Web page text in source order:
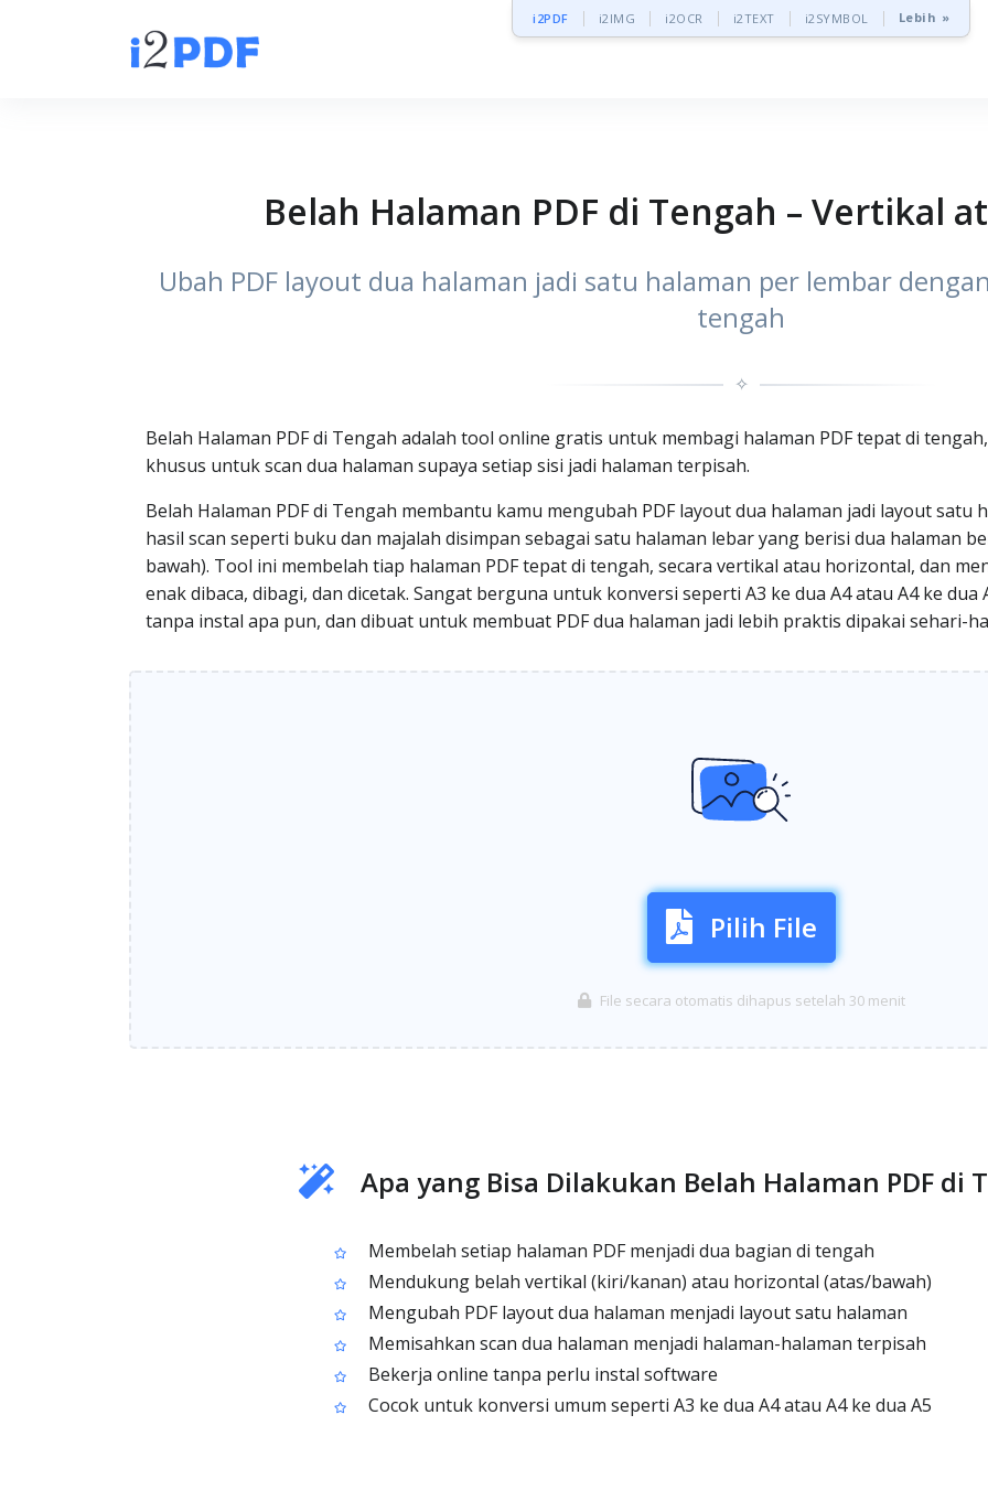
i2PDF i2IMG i2OCR i2TEXT i2SYMBOL Lebih »
Belah Halaman PDF di Tengah – Vertikal
Ubah PDF layout dua halaman jadi satu halaman per lembar
tengah
✧
Belah Halaman PDF di Tengah adalah tool online gratis untuk membagi halaman PDF tepat di
khusus untuk scan dua halaman supaya setiap sisi jadi halaman terpisah.
Belah Halaman PDF di Tengah membantu kamu mengubah PDF layout dua halaman jadi layout satu
hasil scan seperti buku dan majalah disimpan sebagai satu halaman lebar yang berisi dua halaman
bawah). Tool ini membelah tiap halaman PDF tepat di tengah, secara vertikal atau horizontal, dan
enak dibaca, dibagi, dan dicetak. Sangat berguna untuk konversi seperti A3 ke dua A4 atau A4 ke
tanpa instal apa pun, dan dibuat untuk membuat PDF dua halaman jadi lebih praktis dipakai sehari-
Pilih File
File secara otomatis dihapus setelah 30 menit
Apa yang Bisa Dilakukan Belah Halaman PDF di
Membelah setiap halaman PDF menjadi dua bagian di tengah
Mendukung belah vertikal (kiri/kanan) atau horizontal (atas/bawah)
Mengubah PDF layout dua halaman menjadi layout satu halaman
Memisahkan scan dua halaman menjadi halaman-halaman terpisah
Bekerja online tanpa perlu instal software
Cocok untuk konversi umum seperti A3 ke dua A4 atau A4 ke dua A5